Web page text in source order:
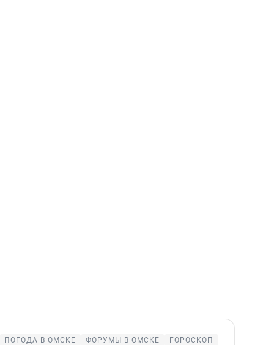
ПОГОДА В ОМСКЕ ФОРУМЫ В ОМСКЕ ГОРОСКОП